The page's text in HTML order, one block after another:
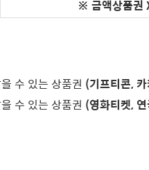
※ 금액상품권
수 있는 상품권 (기프티콘,
수 있는 상품권 (영화티켓,